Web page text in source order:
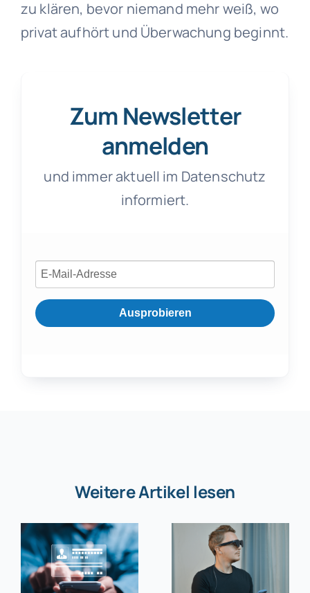
zu klären, bevor niemand mehr weiß, wo
privat aufhört und Überwachung beginnt.
Zum Newsletter
anmelden
und immer aktuell im Datenschutz
informiert.
Ausprobieren
Weitere Artikel lesen